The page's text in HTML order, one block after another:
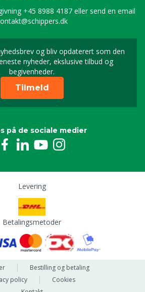
+45 8988 4187 eller send en email
og bliv opdaterert som den
nyheder, ekslusive tilbud og
begivenheder.
Timeld dig vores
Tilmeld
på de sociale medier
Levering
Betalingsmetoder
Bestilling og betaling
policy
Cookies